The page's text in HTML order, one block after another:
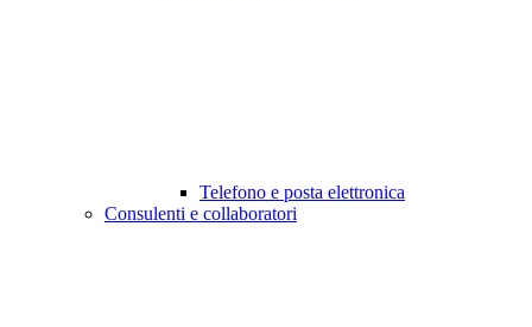
Telefono e posta elettronica
Consulenti e collaboratori